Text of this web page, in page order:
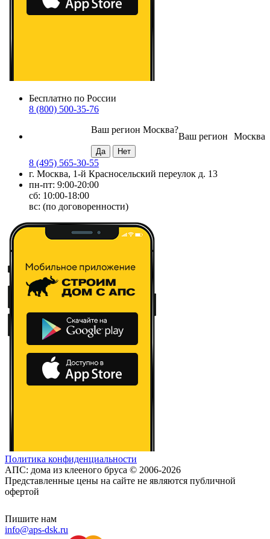
Бесплатно по России
8 (800) 500-35-76
Москва
Ваш регион
Ваш регион Москва?
8 (495) 565-30-55
г. Москва, 1-й Красносельский переулок д. 13
пн-пт: 9:00-20:00
сб: 10:00-18:00
вс: (по договоренности)
Политика конфиденциальности
АПС: дома из клееного бруса © 2006-2026
Представленные цены на сайте не являются публичной
офертой
Пишите нам
info@aps-dsk.ru